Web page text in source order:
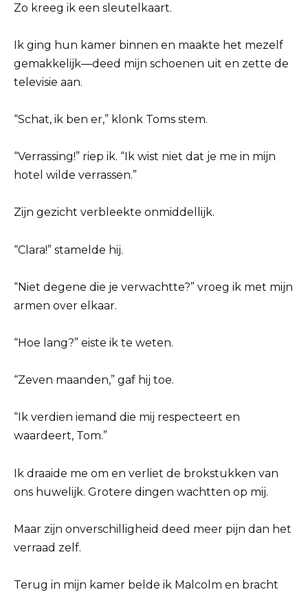
Zo kreeg ik een sleutelkaart.
Ik ging hun kamer binnen en maakte het mezelf
gemakkelijk—deed mijn schoenen uit en zette de
televisie aan.
“Schat, ik ben er,” klonk Toms stem.
“Verrassing!” riep ik. “Ik wist niet dat je me in mijn
hotel wilde verrassen.”
Zijn gezicht verbleekte onmiddellijk.
“Clara!” stamelde hij.
“Niet degene die je verwachtte?” vroeg ik met mijn
armen over elkaar.
“Hoe lang?” eiste ik te weten.
“Zeven maanden,” gaf hij toe.
“Ik verdien iemand die mij respecteert en
waardeert, Tom.”
Ik draaide me om en verliet de brokstukken van
ons huwelijk. Grotere dingen wachtten op mij.
Maar zijn onverschilligheid deed meer pijn dan het
verraad zelf.
Terug in mijn kamer belde ik Malcolm en bracht